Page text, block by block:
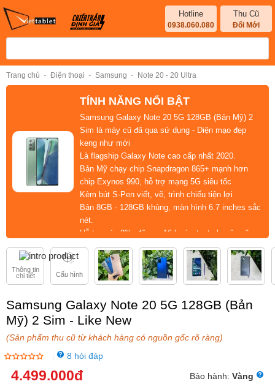
Hotline
0938.060.080
Thu Cũ
Đổi Mới
Trang chủ - Điện thoại - Samsung - Note 20 - 20 Ultra
TÍNH NĂNG NỔI BẬT
Samsung Galaxy Note 20 5G 128GB (Bản Mỹ) 2
Sim là máy cũ đã qua sử dụng - Diện mạo đẹp
keng như mới
Là flagship Galaxy Note cao cấp nhất 2020
Bản Mỹ chạy chip Snapdragon 865+ mạnh hơn
chip Exynos 990, hỗ trợ mạng 5G siêu tốc
Kèm bút S-Pen viết, vẽ, trình chiếu tiện lợi
Bản 8GB - 128GB khủng, màn hình 6.7 inches sắc
nét.
Hỗ trợ góp 0%
, đã qua 16 bước test
chuyên sâu
đảm bảo chất lượng
Thông tin
chi tiết
Cấu hình
Samsung Galaxy Note 20 5G 128GB (Bản
Mỹ) 2 Sim - Like New
(Sản phẩm thu cũ từ khách hàng có nguồn gốc rõ ràng)
8 hỏi đáp
4.499.000đ Bảo hành: Vàng